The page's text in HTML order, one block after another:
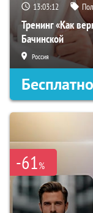
13:03:11
Тренинг «Как
Бачинской
Россия
Бесплатно
-61%